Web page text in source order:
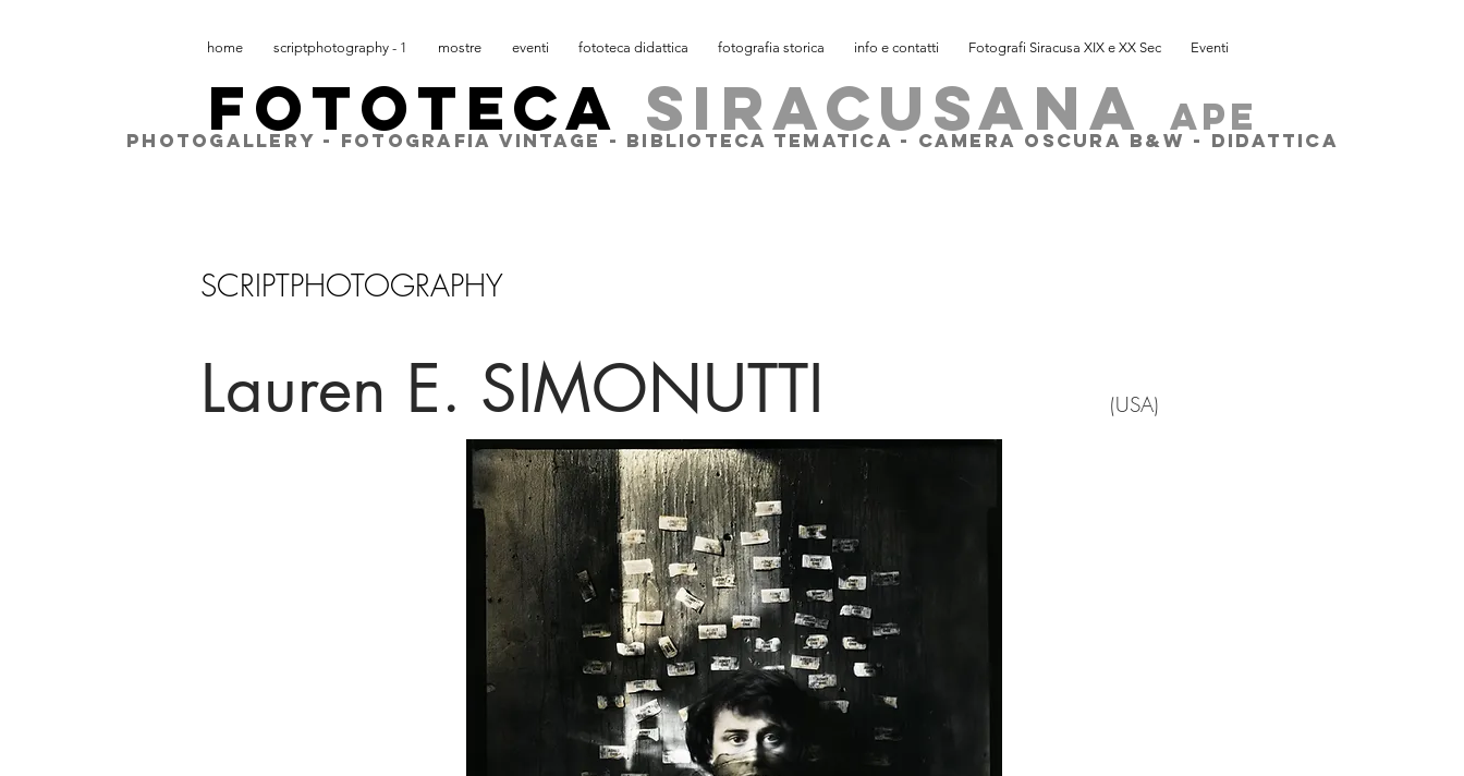
home scriptphotography - 1 mostre eventi fototeca didattica fotografia storica info e contatti Fotografi Siracusa XIX e XX Sec Eventi
FOTOTECA SIRACUSANAape
PHOTOGALLERY - FOTOGRAFIA VINTAGE - BIBLIOTECA TEMATICA - CAMERA OSCURA B&W - DIDATTICA
SCRIPTPHOTOGRAPHY
Lauren E. SIMONUTTI (USA)